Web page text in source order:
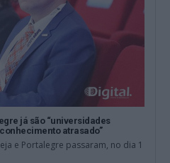
já são “universidades
atrasado”
e Portalegre passaram, no dia 1